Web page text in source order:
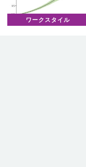
ワークスタイル